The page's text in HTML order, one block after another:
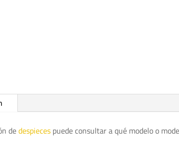
dedespieces puede consultar a qué modelo o